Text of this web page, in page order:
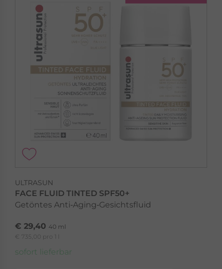
ULTRASUN
FACE FLUID TINTED SPF50+
Getöntes Anti‑Aging‑Gesichtsfluid
€ 29,40 40 ml
€ 735,00 pro 1 l
sofort lieferbar